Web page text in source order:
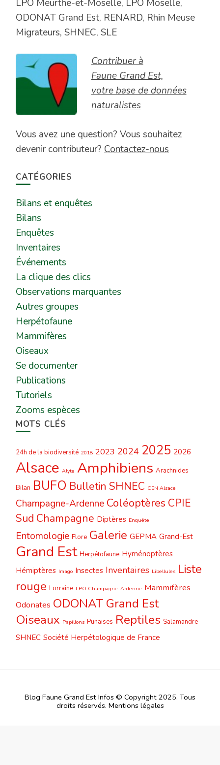
LPO Meurthe-et-Moselle, LPO Moselle,
ODONAT Grand Est, RENARD, Rhin Meuse
Migrateurs, SHNEC, SLE
Contribuer à
Faune Grand Est,
votre base de données
naturalistes
Vous avez une question? Vous souhaitez
devenir contributeur? Contactez-nous
CATÉGORIES
Bilans et enquêtes
Bilans
Enquêtes
Inventaires
Événements
La clique des clics
Observations marquantes
Autres groupes
Herpétofaune
Mammifères
Oiseaux
Se documenter
Publications
Tutoriels
Zooms espèces
MOTS CLÉS
24h de la biodiversité 2018 2023 2024 2025 2026
Alsace Alyte Amphibiens Arachnides
Bilan BUFO Bulletin SHNEC CEN Alsace
Champagne-Ardenne Coléoptères CPIE
Sud Champagne Diptères Enquête
Entomologie Flore Galerie GEPMA Grand-Est
Grand Est Herpétofaune Hyménoptères
Hémiptères Imago Insectes Inventaires Libellules Liste
rouge Lorraine LPO Champagne-Ardenne Mammifères
Odonates ODONAT Grand Est
Oiseaux Papillons Punaises Reptiles Salamandre
SHNEC Société Herpétologique de France
Blog Faune Grand Est Infos © Copyright 2025. Tous
droits réservés. Mentions légales